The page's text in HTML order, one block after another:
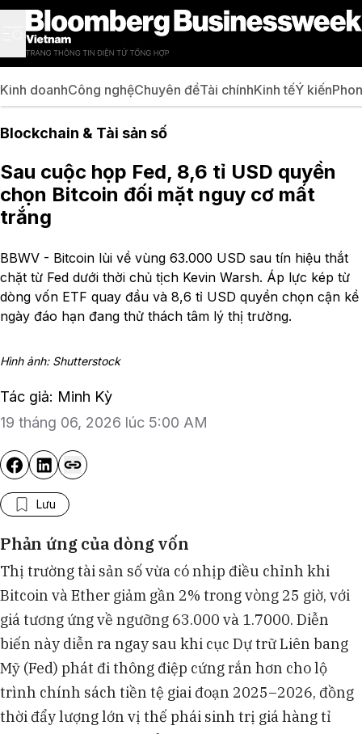
Kinh doanhCông nghệChuyên đềTài chínhKinh tếÝ kiến
Blockchain & Tài sản số
Sau cuộc họp Fed, 8,6 tỉ USD quyền
chọn Bitcoin đối mặt nguy cơ mất
trắng
BBWV - Bitcoin lùi về vùng 63.000 USD sau tín hiệu thắt
chặt từ Fed dưới thời chủ tịch Kevin Warsh. Áp lực kép từ
dòng vốn ETF quay đầu và 8,6 tỉ USD quyền chọn cận kề
ngày đáo hạn đang thử thách tâm lý thị trường.
Hình ảnh: Shutterstock
Tác giả: Minh Kỳ
19 tháng 06, 2026 lúc 5:00 AM
Lưu
Phản ứng của dòng vốn
Thị trường tài sản số vừa có nhịp điều chỉnh khi
Bitcoin và Ether giảm gần 2% trong vòng 25 giờ, với
giá tương ứng về ngưỡng 63.000 và 1.7000. Diễn
biến này diễn ra ngay sau khi cục Dự trữ Liên bang
Mỹ (Fed) phát đi thông điệp cứng rắn hơn cho lộ
trình chính sách tiền tệ giai đoạn 2025–2026, đồng
thời đẩy lượng lớn vị thế phái sinh trị giá hàng tỉ